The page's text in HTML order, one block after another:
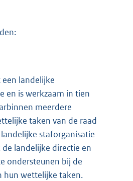
landelijke
en is werkzaam in tien
meerdere
taken van de raad
staforganisatie
landelijke directie en
ondersteunen bij de
hun wettelijke taken.